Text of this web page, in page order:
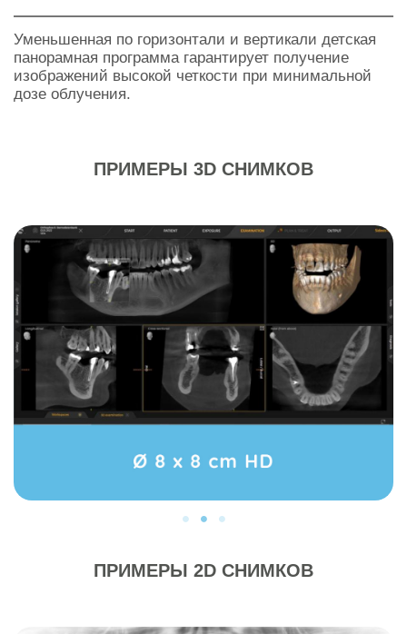
Уменьшенная по горизонтали и вертикали детская
панорамная программа гарантирует получение
изображений высокой четкости при минимальной
дозе облучения.
ПРИМЕРЫ 3D СНИМКОВ
ПРИМЕРЫ 2D СНИМКОВ